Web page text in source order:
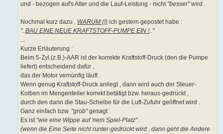
und - bezogen auf's Alter und die Lauf-Leistung - nicht "besser"wird .
Nochmal kurz dazu , WARUM (!) ich gestern gepostet habe :
"..BAU EINE NEUE KRAFTSTOFF-PUMPE EIN !.."
...
Kurze Erläuterung :
Beim 5-Zyl.(z.B.)-AAR ist der korrekte Kraftstoff-Druck (den die Pumpe
liefert) entscheidend dafür ,
das der Motor vernünfig läuft .
Wenn genug Kraftstoff-Druck anliegt , dann wird auch der Steuer-
Kolben im Mengenteiler korrekt betätigt bzw. heraus-gedrückt ,
durch den dann die Stau-Scheibe für die Luft-Zufuhr geöffnet wird .
Ganz einfach bzw. "grob"gesagt :
Es ist "wie eine Wippe auf 'nem Spiel-Platz".
(wenn die Eine Seite nicht runter-gedrückt wird , dann geht die Andere